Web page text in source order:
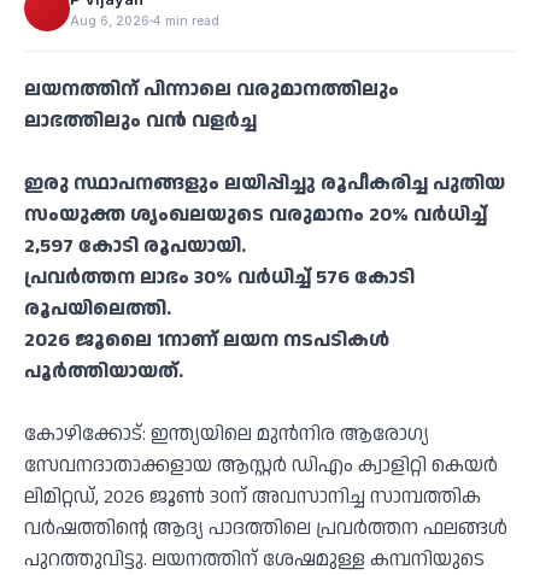
Aug 6, 2026 4 min read
ലയനത്തിന് പിന്നാലെ വരുമാനത്തിലും
ലാഭത്തിലും വൻ വളർച്ച
ഇരു സ്ഥാപനങ്ങളും ലയിപ്പിച്ചു രൂപീകരിച്ച പുതിയ
സംയുക്ത ശൃംഖലയുടെ വരുമാനം 20% വർധിച്ച്
2,597 കോടി രൂപയായി.
പ്രവർത്തന ലാഭം 30% വർധിച്ച് 576 കോടി
രൂപയിലെത്തി.
2026 ജൂലൈ 1നാണ് ലയന നടപടികൾ
പൂർത്തിയായത്.
കോഴിക്കോട്: ഇന്ത്യയിലെ മുൻനിര ആരോഗ്യ
സേവനദാതാക്കളായ ആസ്റ്റർ ഡിഎം ക്വാളിറ്റി കെയർ
ലിമിറ്റഡ്, 2026 ജൂൺ 30ന് അവസാനിച്ച സാമ്പത്തിക
വർഷത്തിന്റെ ആദ്യ പാദത്തിലെ പ്രവർത്തന ഫലങ്ങൾ
പുറത്തുവിട്ടു. ലയനത്തിന് ശേഷമുള്ള കമ്പനിയുടെ